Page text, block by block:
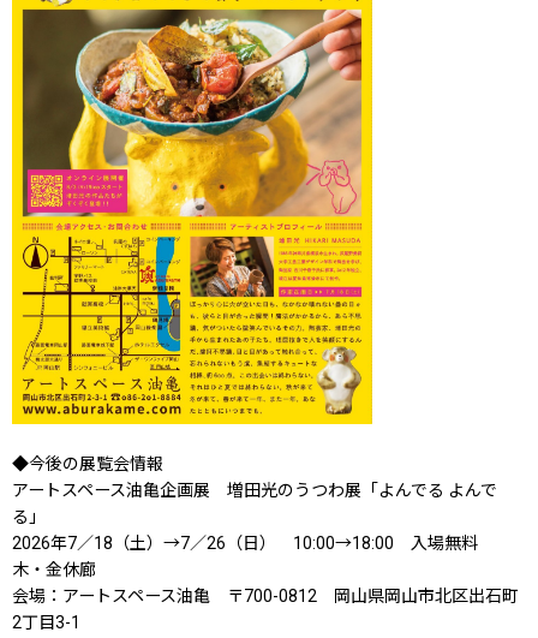
◆今後の展覧会情報
アートスペース油亀企画展 増田光のうつわ展「よんでる よんで
る」
2026年7／18（土）→7／26（日） 10:00→18:00 入場無料
木・金休廊
会場：アートスペース油亀 〒700-0812 岡山県岡山市北区出石町
2丁目3-1